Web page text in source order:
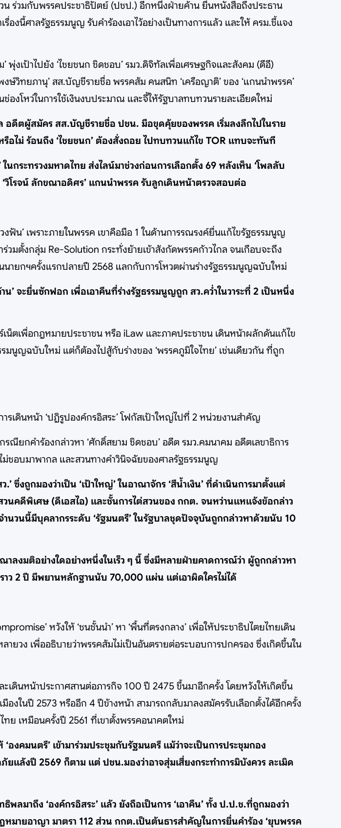
น ร่วมกับพรรคประชาธิปัตย์ (ปชป.) อีกหนึ่งฝ่ายค้าน ยื่นหนังสือถึงประธาน
งนี้ศาลรัฐธรรมนูญ รับคำร้องเอาไว้อย่างเป็นทางการแล้ว และให้ ครม.ชี้แจง
พุ่งเป้าไปยัง ‘ไชยชนก ชิดชอบ’ รมว.ดิจิทัลเพื่อเศรษฐกิจและสังคม (ดีอี)
ษ์วิทยภานุ’ สส.บัญชีรายชื่อ พรรคส้ม คนสนิท ‘เครือญาติ’ ของ ‘แกนนำพรรค’
องโหว่ในการใช้เงินงบประมาณ และจี้ให้รัฐบาลทบทวนรายละเอียดใหม่
อดีตผู้สมัคร สส.บัญชีรายชื่อ ปชน. มือขุดคุ้ยของพรรค เริ่มลงลึกไปในราย
อไม่ ร้อนถึง ‘ไชยชนก’ ต้องสั่งถอย ไปทบทวนแก้ไข TOR แทบจะทันที
ระทรวงมหาดไทย ส่งไลน์มาช่วงก่อนการเลือกตั้ง 69 หลังเห็น ‘โพลลับ
วิโรจน์ ลักขณาอดิศร’ แกนนำพรรค รับลูกเดินหน้าตรวจสอบต่อ
น’ เพราะภายในพรรค เขาคือมือ 1 ในด้านการรณรงค์ยื่นแก้ไขรัฐธรรมนูญ
วมตั้งกลุ่ม Re-Solution กระทั่งย้ายเข้าสังกัดพรรคก้าวไกล จนเกือบจะถึง
ายกฯครั้งแรกปลายปี 2568 แลกกับการโหวตผ่านร่างรัฐธรรมนูญฉบับใหม่
’ จะยื่นซักฟอก เพื่อเอาคืนที่ร่างรัฐธรรมนูญถูก สว.คว่ำในวาระที่ 2 เป็นหนึ่ง
น็ตเพื่อกฎหมายประชาชน หรือ iLaw และภาคประชาชน เดินหน้าผลักดันแก้ไข
มนูญฉบับใหม่ แต่ก็ต้องไปสู้กับร่างของ ‘พรรคภูมิใจไทย’ เช่นเดียวกัน ที่ถูก
เดินหน้า ‘ปฏิรูปองค์กรอิสระ’ โฟกัสเป้าใหญ่ไปที่ 2 หน่วยงานสำคัญ
ยกคำร้องกล่าวหา ‘ศักดิ์สยาม ชิดชอบ’ อดีต รมว.คมนาคม อดีตเลขาธิการ
ชอบมาพากล และสวนทางคำวินิจฉัยของศาลรัฐธรรมนูญ
ซึ่งถูกมองว่าเป็น ‘เป้าใหญ่’ ในอาณาจักร ‘สีน้ำเงิน’ ที่ดำเนินการมาตั้งแต่
นคดีพิเศษ (ดีเอสไอ) และชั้นการไต่สวนของ กกต. จนหว่านแหแจ้งข้อกล่าว
นวนนี้มีบุคลากรระดับ ‘รัฐมนตรี’ ในรัฐบาลชุดปัจจุบันถูกกล่าวหาด้วยนับ 10
ลงมติอย่างใดอย่างหนึ่งในเร็ว ๆ นี้ ซึ่งมีหลายฝ่ายคาดการณ์ว่า ผู้ถูกกล่าวหา
ว 2 ปี มีพยานหลักฐานนับ 70,000 แผ่น แต่เอาผิดใครไม่ได้
หวังให้ ‘ชนชั้นนำ’ หา ‘พื้นที่ตรงกลาง’ เพื่อให้ประชาธิปไตยไทยเดิน
ายวง เพื่ออธิบายว่าพรรคส้มไม่เป็นอันตรายต่อระบอบการปกครอง ซึ่งเกิดขึ้นใน
ดินหน้าประกาศสานต่อภารกิจ 100 ปี 2475 ขึ้นมาอีกครั้ง โดยหวังให้เกิดขึ้น
องในปี 2573 หรืออีก 4 ปีข้างหน้า สามารถกลับมาลงสมัครรับเลือกตั้งได้อีกครั้ง
ทย เหมือนครั้งปี 2561 ที่เขาตั้งพรรคอนาคตใหม่
งคมนตรี’ เข้ามาร่วมประชุมกับรัฐมนตรี แม้ว่าจะเป็นการประชุมกอง
ล้งปี 2569 ก็ตาม แต่ ปชน.มองว่าอาจสุ่มเสี่ยงกระทำการมิบังควร ละเมิด
ลมาถึง ‘องค์กรอิสระ’ แล้ว ยังถือเป็นการ ‘เอาคืน’ ทั้ง ป.ป.ช.ที่ถูกมองว่า
มายอาญา มาตรา 112 ส่วน กกต.เป็นต้นธารสำคัญในการยื่นคำร้อง ‘ยุบพรรค